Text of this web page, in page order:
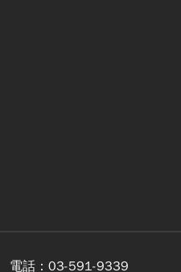
電話： 03-591-9339